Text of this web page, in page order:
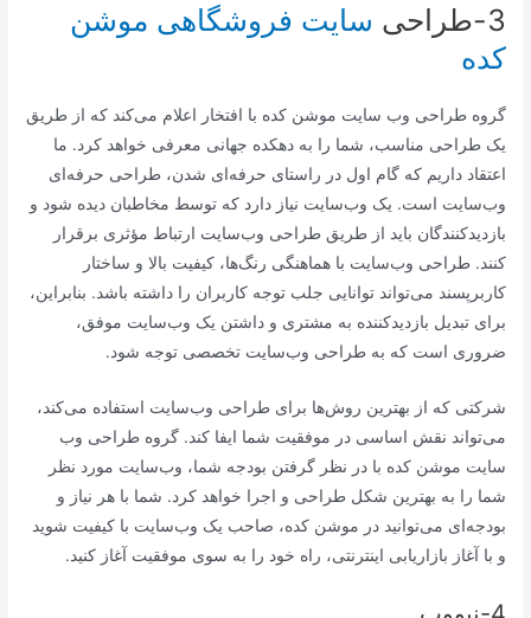
3-طراحی
سایت فروشگاهی موشن
کده
گروه طراحی وب سایت موشن کده با افتخار اعلام می‌کند که از طریق
یک طراحی مناسب، شما را به دهکده جهانی معرفی خواهد کرد. ما
اعتقاد داریم که گام اول در راستای حرفه‌ای شدن، طراحی حرفه‌ای
وب‌سایت است. یک وب‌سایت نیاز دارد که توسط مخاطبان دیده شود و
بازدیدکنندگان باید از طریق طراحی وب‌سایت ارتباط مؤثری برقرار
کنند. طراحی وب‌سایت با هماهنگی رنگ‌ها، کیفیت بالا و ساختار
کاربرپسند می‌تواند توانایی جلب توجه کاربران را داشته باشد. بنابراین،
برای تبدیل بازدیدکننده به مشتری و داشتن یک وب‌سایت موفق،
ضروری است که به طراحی وب‌سایت تخصصی توجه شود.
شرکتی که از بهترین روش‌ها برای طراحی وب‌سایت استفاده می‌کند،
می‌تواند نقش اساسی در موفقیت شما ایفا کند. گروه طراحی وب
سایت موشن کده با در نظر گرفتن بودجه شما، وب‌سایت مورد نظر
شما را به بهترین شکل طراحی و اجرا خواهد کرد. شما با هر نیاز و
بودجه‌ای می‌توانید در موشن کده، صاحب یک وب‌سایت با کیفیت شوید
و با آغاز بازاریابی اینترنتی، راه خود را به سوی موفقیت آغاز کنید.